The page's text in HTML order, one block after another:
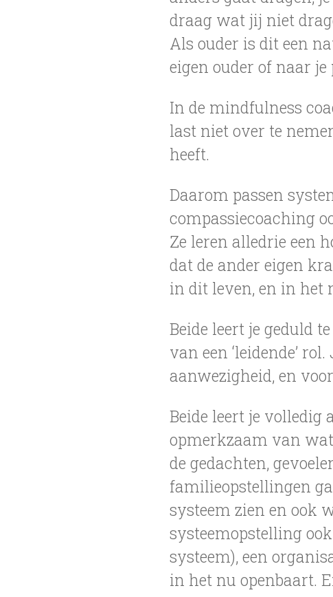
draag wat jij niet
Als ouder is dit een
eigen ouder of naar
In de mindfulness
last niet over te
heeft.
Daarom passen
compassiecoaching
Ze leren alledrie een
dat de ander eigen
in dit leven, en in het
Beide leert je geduld
van een ‘leidende’
aanwezigheid, en
Beide leert je volledig
opmerkzaam van
de gedachten,
familieopstellingen
systeem zien en ook
systeemopstelling
systeem), een
in het nu openbaart.